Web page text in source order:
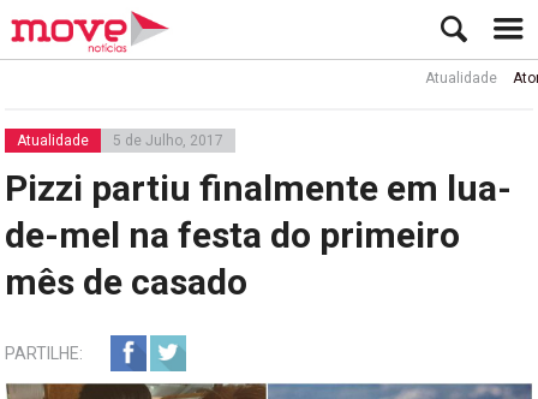
Atualidade Ator Rui
Atualidade 5 de Julho, 2017
Pizzi partiu finalmente em lua-
de-mel na festa do primeiro
mês de casado
PARTILHE: